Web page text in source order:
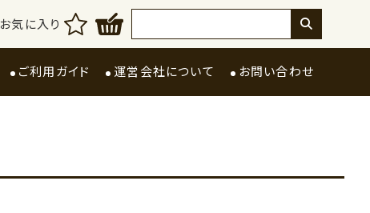
お気に入り
ご利用ガイド 運営会社について お問い合わせ